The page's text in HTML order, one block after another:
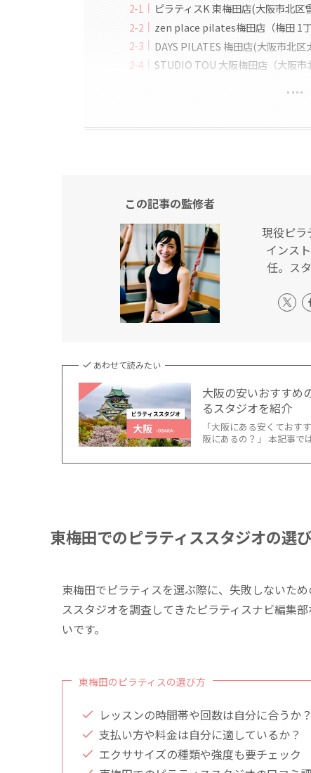
ピラティスK 東梅田店(大阪市北区
zen place pilates梅田店（梅田 1丁
DAYS PILATES 梅田店(大阪市北区
STUDIO TOU 大阪梅田店（大阪市
この記事の監修者
現役ピラ
インス
任。ス
あわせて読みたい
大阪の安いおすすめ
るスタジオを紹介
「大阪にある安くておす
阪にあるの？」 本記事で
東梅田でのピラティススタジオの選
東梅田でピラティスを選ぶ際に、失敗しないた
ススタジオを調査してきたピラティスナビ編集
いです。
東梅田のピラティスの選び方
レッスンの時間帯や回数は自分に合うか？
支払い方や料金は自分に適しているか？
エクササイズの種類や強度も要チェック